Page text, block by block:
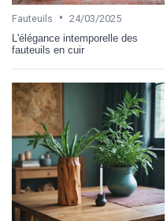
Fauteuils • 24/03/2025
L'élégance intemporelle des
fauteuils en cuir